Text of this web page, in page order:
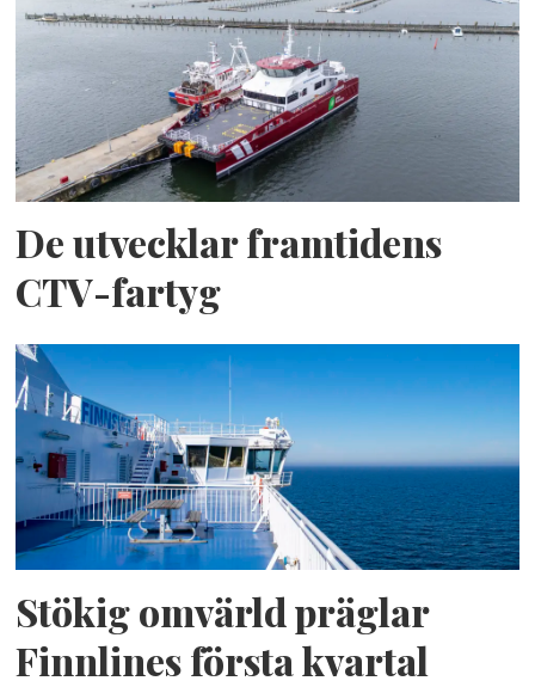
De utvecklar framtidens
CTV-fartyg
Stökig omvärld präglar
Finnlines första kvartal